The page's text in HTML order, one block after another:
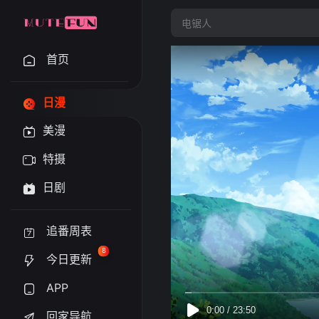
首页
日漫
美漫
特摄
日剧
追番周表
今日更新
8
APP
回家导航